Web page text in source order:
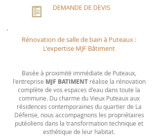
DEMANDE DE DEVIS
Rénovation de salle de bain à Puteaux :
L'expertise MJF Bâtiment
Basée à proximité immédiate de Puteaux,
l'entreprise MJF BATIMENT réalise la rénovation
complète de vos espaces d'eau dans toute la
commune. Du charme du Vieux Puteaux aux
résidences contemporaines du quartier de La
Défense, nous accompagnons les propriétaires
putéoliens dans la transformation technique et
esthétique de leur habitat.